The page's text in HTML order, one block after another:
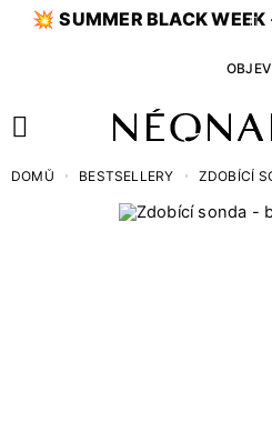
💥SUMMER BLACK WEEK
OBJEV
DOMŮ BESTSELLERY ZDOBÍCÍ